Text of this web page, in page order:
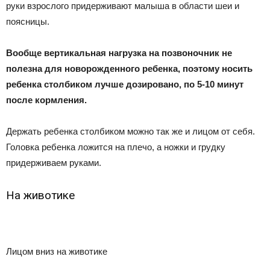
руки взрослого придерживают малыша в области шеи и
поясницы.
Вообще вертикальная нагрузка на позвоночник не
полезна для новорожденного ребенка, поэтому носить
ребенка столбиком лучше дозировано, по 5-10 минут
после кормления.
Держать ребенка столбиком можно так же и лицом от себя.
Головка ребенка ложится на плечо, а ножки и грудку
придерживаем руками.
На животике
Лицом вниз на животике